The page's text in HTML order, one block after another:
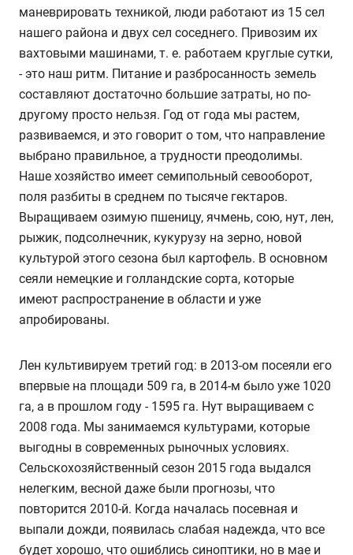
маневрировать техникой, люди работают из 15 сел
нашего района и двух сел соседнего. Привозим их
вахтовыми машинами, т. е. работаем круглые сутки,
- это наш ритм. Питание и разбросанность земель
составляют достаточно большие затраты, но по-
другому просто нельзя. Год от года мы растем,
развиваемся, и это говорит о том, что направление
выбрано правильное, а трудности преодолимы.
Наше хозяйство имеет семипольный севооборот,
поля разбиты в среднем по тысяче гектаров.
Выращиваем озимую пшеницу, ячмень, сою, нут, лен,
рыжик, подсолнечник, кукурузу на зерно, новой
культурой этого сезона был картофель. В основном
сеяли немецкие и голландские сорта, которые
имеют распространение в области и уже
апробированы.
Лен культивируем третий год: в 2013-ом посеяли его
впервые на площади 509 га, в 2014-м было уже 1020
га, а в прошлом году - 1595 га. Нут выращиваем с
2008 года. Мы занимаемся культурами, которые
выгодны в современных рыночных условиях.
Сельскохозяйственный сезон 2015 года выдался
нелегким, весной даже были прогнозы, что
повторится 2010-й. Когда началась посевная и
выпали дожди, появилась слабая надежда, что все
будет хорошо, что ошиблись синоптики, но в мае и